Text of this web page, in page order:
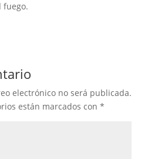
fuego.
electrónico no será publicada.
están marcados con *